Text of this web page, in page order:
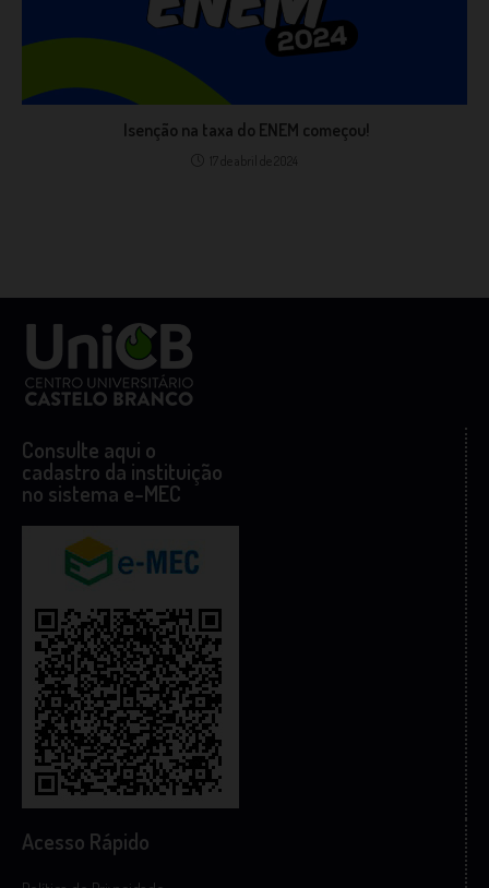
Isenção na taxa do ENEM começou!
17 de abril de 2024
Consulte aqui o
cadastro da instituição
no sistema e-MEC
Acesso Rápido